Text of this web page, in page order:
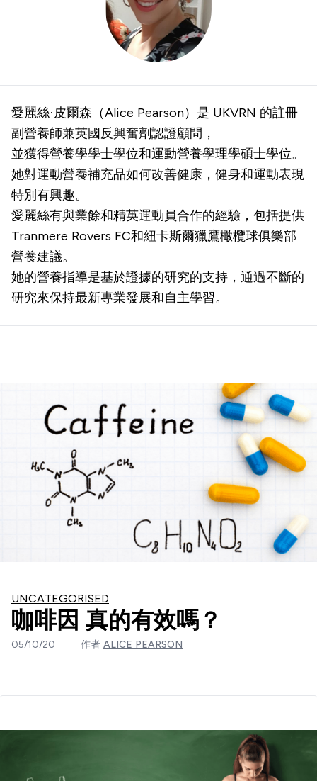
愛麗絲·皮爾森（Alice Pearson）是 UKVRN 的註冊
副營養師兼英國反興奮劑認證顧問，
並獲得營養學學士學位和運動營養學理學碩士學位。
她對運動營養補充品如何改善健康，健身和運動表現
特別有興趣。
愛麗絲有與業餘和精英運動員合作的經驗，包括提供
Tranmere Rovers FC和紐卡斯爾獵鷹橄欖球俱樂部
營養建議。
她的營養指導是基於證據的研究的支持，通過不斷的
研究來保持最新專業發展和自主學習。
UNCATEGORISED
咖啡因 真的有效嗎？
05/10/20 作者 ALICE PEARSON